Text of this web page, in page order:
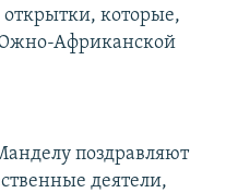
которые,
Южно-Африканской
поздравляют
деятели,